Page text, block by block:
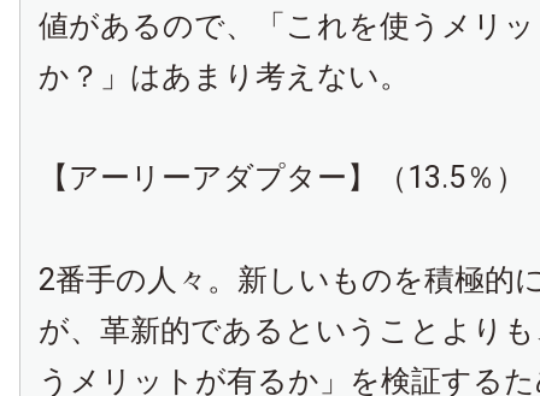
値があるので、「これを使うメリ
か？」はあまり考えない。
【アーリーアダプター】（13.5％）
2番手の人々。新しいものを積極的
が、革新的であるということより
うメリットが有るか」を検証する